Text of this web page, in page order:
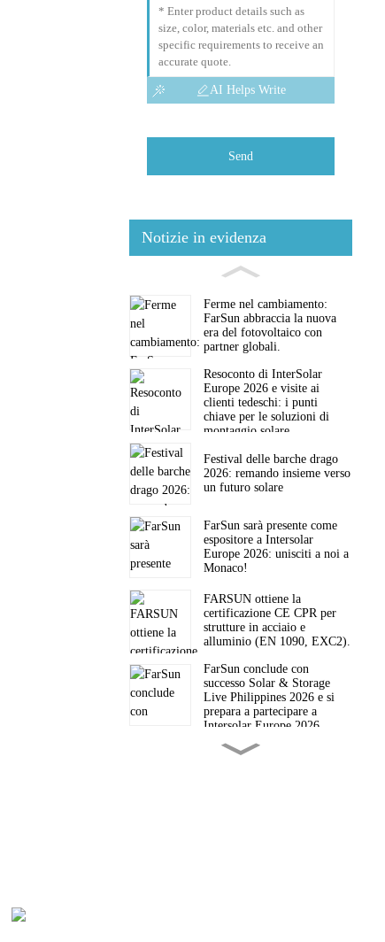
AI Helps Write
Send
Notizie in evidenza
Ferme nel cambiamento:
FarSun abbraccia la nuova
era del fotovoltaico con
partner globali.
Resoconto di InterSolar
Europe 2026 e visite ai
clienti tedeschi: i punti
chiave per le soluzioni di
montaggio solare
Festival delle barche drago
2026: remando insieme verso
un futuro solare
FarSun sarà presente come
espositore a Intersolar
Europe 2026: unisciti a noi a
Monaco!
FARSUN ottiene la
certificazione CE CPR per
strutture in acciaio e
alluminio (EN 1090, EXC2).
FarSun conclude con
successo Solar & Storage
Live Philippines 2026 e si
prepara a partecipare a
Intersolar Europe 2026.
FarSun nominata miglior
fornitore per valore degli